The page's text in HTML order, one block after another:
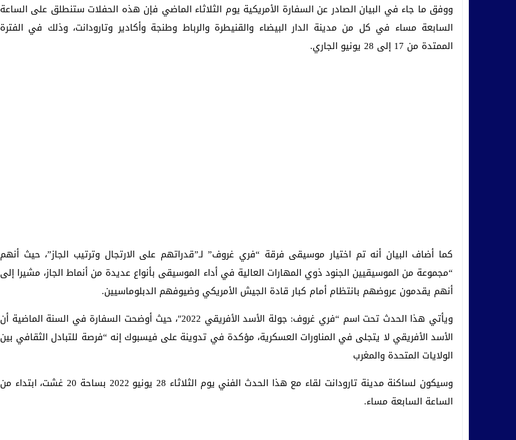
ووفق ما جاء في البيان الصادر عن السفارة الأمريكية يوم الثلاثاء الماضي فإن هذه الحفلات ستنطلق على الساعة
السابعة مساء في كل من مدينة الدار البيضاء والقنيطرة والرباط وطنجة وأكادير وتارودانت، وذلك في الفترة
الممتدة من 17 إلى 28 يونيو الجاري.
كما أضاف البيان أنه تم اختيار موسيقى فرقة “فري غروف” لـ”قدراتهم على الارتجال وترتيب الجاز”، حيث أنهم
“مجموعة من الموسيقيين الجنود ذوي المهارات العالية في أداء الموسيقى بأنواع عديدة من أنماط الجاز، مشيرا إلى
أنهم يقدمون عروضهم بانتظام أمام كبار قادة الجيش الأمريكي وضيوفهم الدبلوماسيين.
ويأتي هذا الحدث تحت اسم “فري غروف: جولة الأسد الأفريقي 2022″، حيث أوضحت السفارة في السنة الماضية أن
الأسد الأفريقي لا يتجلى في المناورات العسكرية، مؤكدة في تدوينة على فيسبوك إنه “فرصة للتبادل الثقافي بين
الولايات المتحدة والمغرب
وسيكون لساكنة مدينة تارودانت لقاء مع هذا الحدث الفني يوم الثلاثاء 28 يونيو 2022 بساحة 20 غشت، ابتداء من
الساعة السابعة مساء.